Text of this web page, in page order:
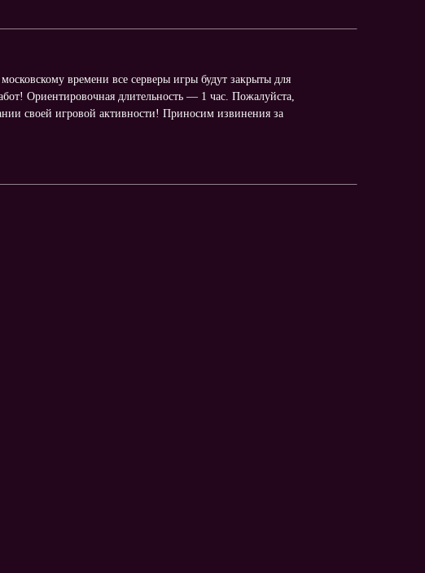
времени все серверы игры будут закрыты для
Ориентировочная длительность — 1 час. Пожалуйста,
своей игровой активности! Приносим извинения за